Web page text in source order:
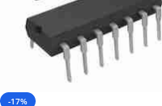
-17%